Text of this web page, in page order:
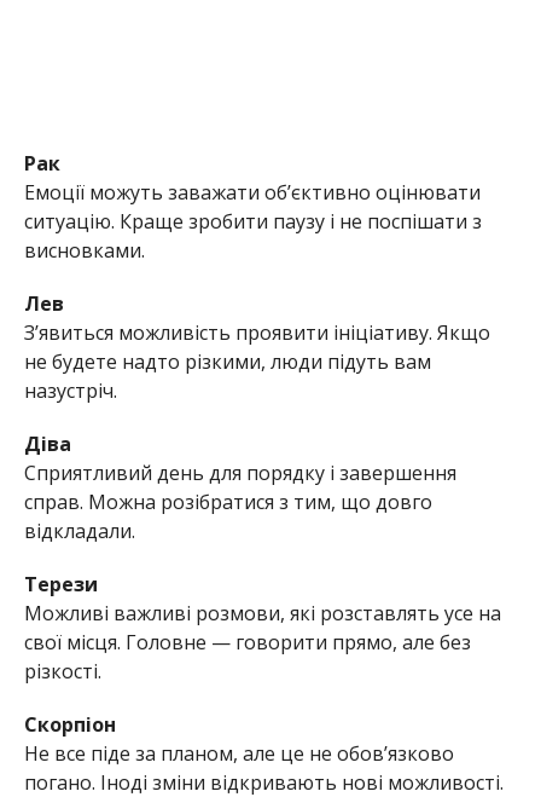
Рак
Емоції можуть заважати об’єктивно оцінювати
ситуацію. Краще зробити паузу і не поспішати з
висновками.
Лев
З’явиться можливість проявити ініціативу. Якщо
не будете надто різкими, люди підуть вам
назустріч.
Діва
Сприятливий день для порядку і завершення
справ. Можна розібратися з тим, що довго
відкладали.
Терези
Можливі важливі розмови, які розставлять усе на
свої місця. Головне — говорити прямо, але без
різкості.
Скорпіон
Не все піде за планом, але це не обов’язково
погано. Іноді зміни відкривають нові можливості.